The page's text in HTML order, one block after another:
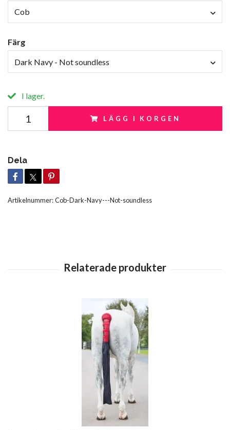
Cob
Färg
Dark Navy - Not soundless
I lager.
LÄGG I KORGEN
Dela
Artikelnummer:Cob-Dark-Navy---Not-soundless